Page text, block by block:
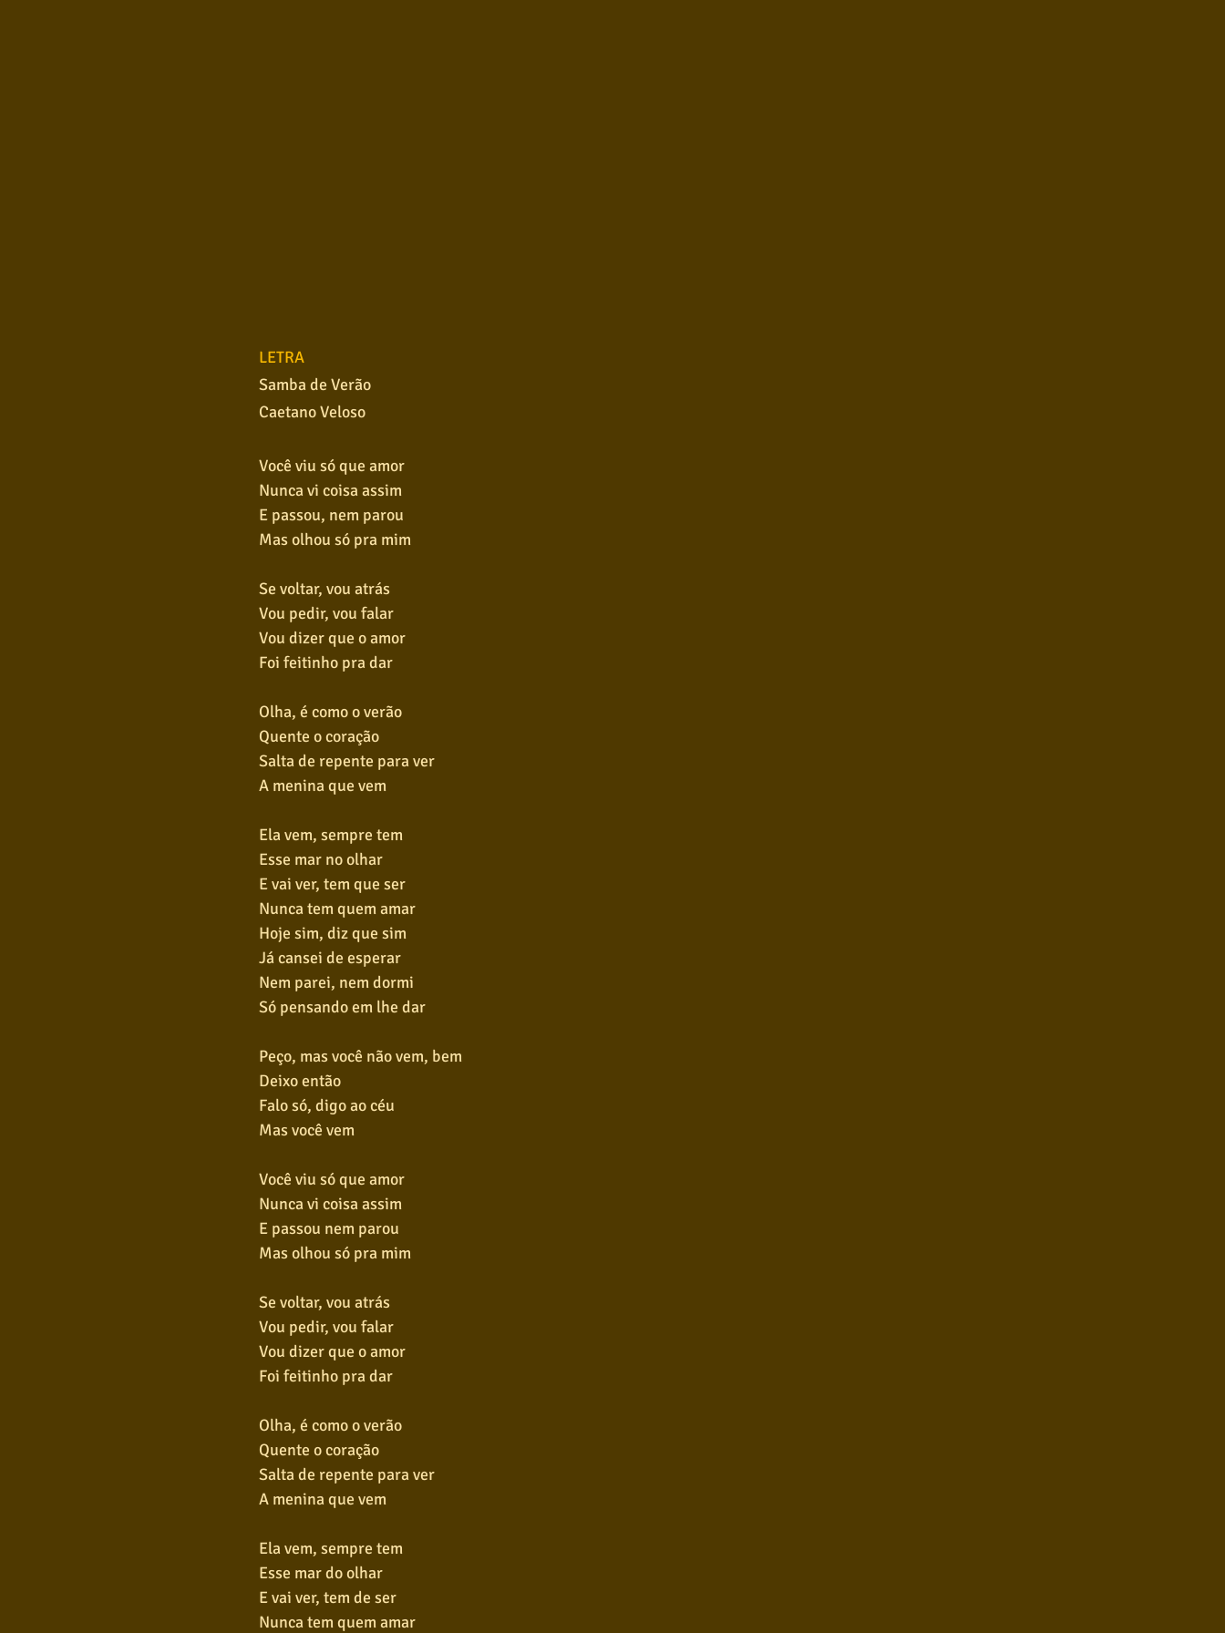
LETRA
Samba de Verão
Caetano Veloso
Você viu só que amor
Nunca vi coisa assim
E passou, nem parou
Mas olhou só pra mim
Se voltar, vou atrás
Vou pedir, vou falar
Vou dizer que o amor
Foi feitinho pra dar
Olha, é como o verão
Quente o coração
Salta de repente para ver
A menina que vem
Ela vem, sempre tem
Esse mar no olhar
E vai ver, tem que ser
Nunca tem quem amar
Hoje sim, diz que sim
Já cansei de esperar
Nem parei, nem dormi
Só pensando em lhe dar
Peço, mas você não vem, bem
Deixo então
Falo só, digo ao céu
Mas você vem
Você viu só que amor
Nunca vi coisa assim
E passou nem parou
Mas olhou só pra mim
Se voltar, vou atrás
Vou pedir, vou falar
Vou dizer que o amor
Foi feitinho pra dar
Olha, é como o verão
Quente o coração
Salta de repente para ver
A menina que vem
Ela vem, sempre tem
Esse mar do olhar
E vai ver, tem de ser
Nunca tem quem amar